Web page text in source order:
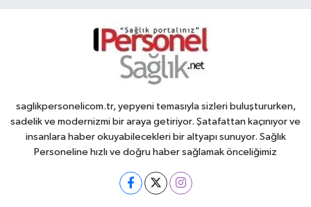
saglikpersonelicom.tr, yepyeni temasıyla sizleri buluştururken,
sadelik ve modernizmi bir araya getiriyor. Şatafattan kaçınıyor ve
insanlara haber okuyabilecekleri bir altyapı sunuyor. Sağlık
Personeline hızlı ve doğru haber sağlamak önceliğimiz